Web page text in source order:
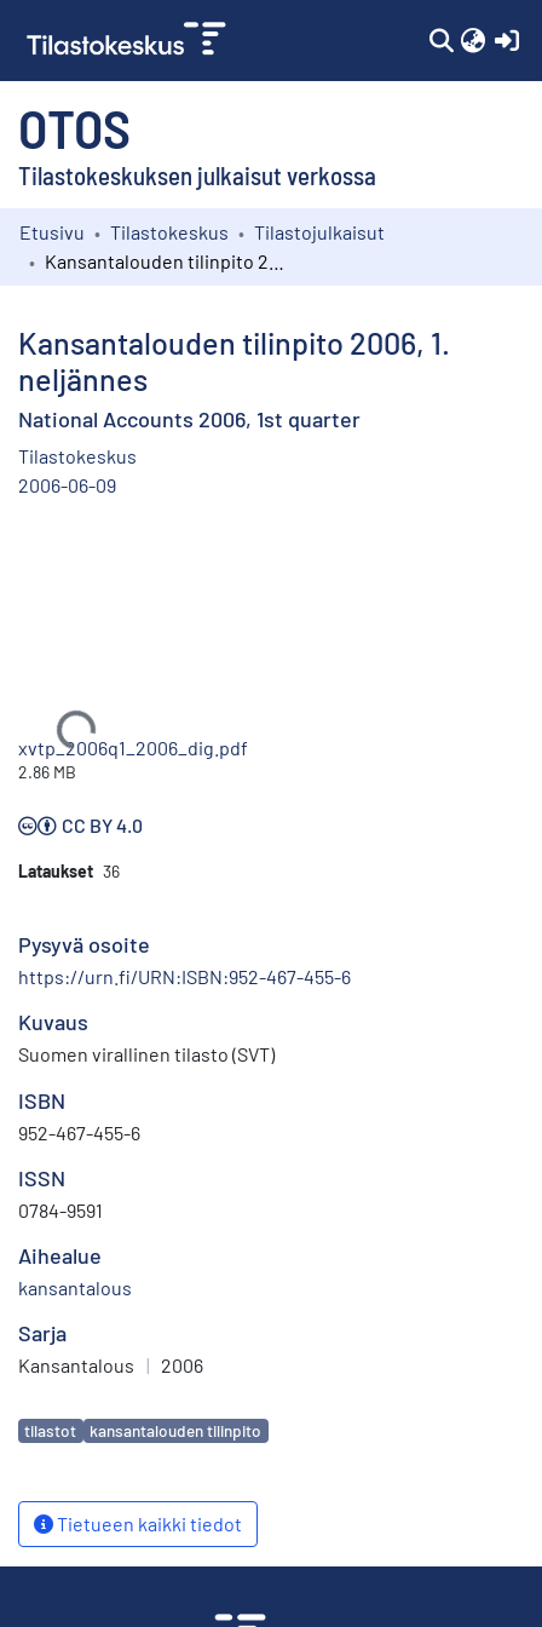
OTOS
Tilastokeskuksen julkaisut verkossa
Kokoelmat
Etusivu Tilastokeskus
Tilastojulkaisut
Kansantalouden tilinpito 2006, 1.
neljännes
National Accounts 2006, 1st quarter
Tilastokeskus
2006-06-09
Ladataan...
xvtp_2006q1_2006_dig.pdf
2.86 MB
CC BY 4.0
Lataukset 36
Pysyvä osoite
https://urn.fi/URN:ISBN:952-467-455-6
Kuvaus
Suomen virallinen tilasto (SVT)
ISBN
952-467-455-6
ISSN
0784-9591
Aihealue
kansantalous
Sarja
Kansantalous | 2006
Avainsanat
tilastot kansantalouden tilinpito
Tietueen kaikki tiedot